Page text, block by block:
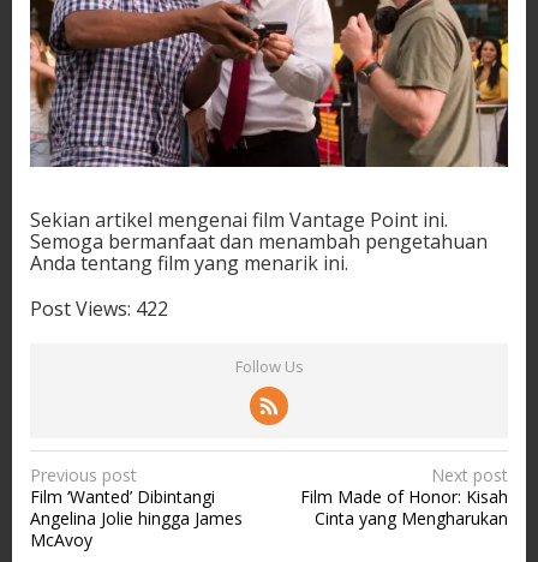
Sekian artikel mengenai film Vantage Point ini.
Semoga bermanfaat dan menambah pengetahuan
Anda tentang film yang menarik ini.
Post Views: 422
Follow Us
P
o
s
Previous post
Film ‘Wanted’ Dibintangi
Angelina Jolie hingga James
McAvoy
Next post
Film Made of Honor: Kisah
Cinta yang Mengharukan